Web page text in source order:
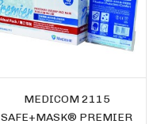
MEDICOM 2115
SAFE+MASK® PREMIER